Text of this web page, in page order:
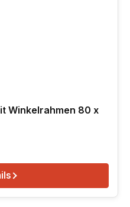
Winkelrahmen 80 x